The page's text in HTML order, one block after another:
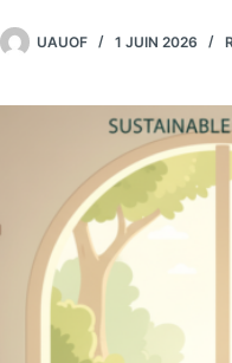
UAUOF 1 JUIN 2026